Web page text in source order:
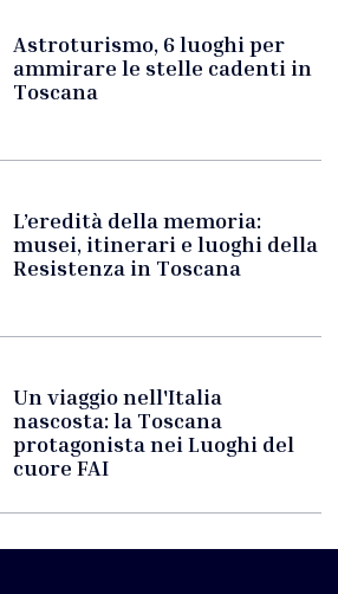
Astroturismo, 6 luoghi per
ammirare le stelle cadenti in
Toscana
L’eredità della memoria:
musei, itinerari e luoghi della
Resistenza in Toscana
Un viaggio nell'Italia
nascosta: la Toscana
protagonista nei Luoghi del
cuore FAI